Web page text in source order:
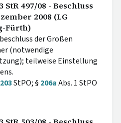
StR 497/08 - Beschluss
2008 (LG
Fürth)
der Großen
(notwendige
teilweise Einstellung
203StPO; § 206aAbs. 1 StPO